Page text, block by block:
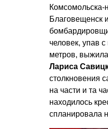
Комсомольска-
Благовещенск
человек, упав
метров, выжила
Лариса
столкновения
на части и та
находилось
спланировала